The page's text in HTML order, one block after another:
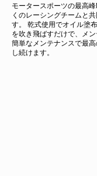
モータースポーツの最高
くのレーシングチームと
す。 乾式使用でオイル塗
を吹き飛ばすだけで、メン
簡単なメンテナンスで最
し続けます。